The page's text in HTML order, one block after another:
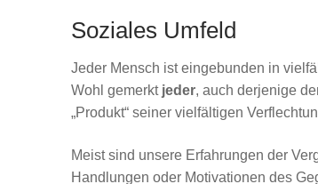
Soziales Umfeld
Jeder Mensch ist eingebunden in
Wohl gemerkt jeder, auch derjenige
„Produkt“ seiner vielfältigen
Meist sind unsere Erfahrungen der
Handlungen oder Motivationen des